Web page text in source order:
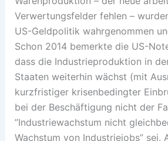
Verwertungsfelder fehlen –
US-Geldpolitik wahrgenommen
Schon 2014 bemerkte die US-
dass die Industrieproduktion in
Staaten weiterhin wächst (mit
kurzfristiger krisenbedingter
bei der Beschäftigung nicht der
”Industriewachstum nicht
Wachstum von Industriejobs” sei.